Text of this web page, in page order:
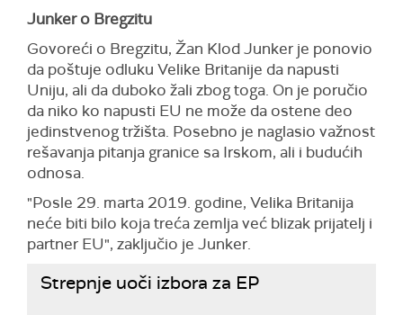
Junker o Bregzitu
Govoreći o Bregzitu, Žan Klod Junker je ponovio
da poštuje odluku Velike Britanije da napusti
Uniju, ali da duboko žali zbog toga. On je poručio
da niko ko napusti EU ne može da ostene deo
jedinstvenog tržišta. Posebno je naglasio važnost
rešavanja pitanja granice sa Irskom, ali i budućih
odnosa.
"Posle 29. marta 2019. godine, Velika Britanija
neće biti bilo koja treća zemlja već blizak prijatelj i
partner EU", zaključio je Junker.
Strepnje uoči izbora za EP